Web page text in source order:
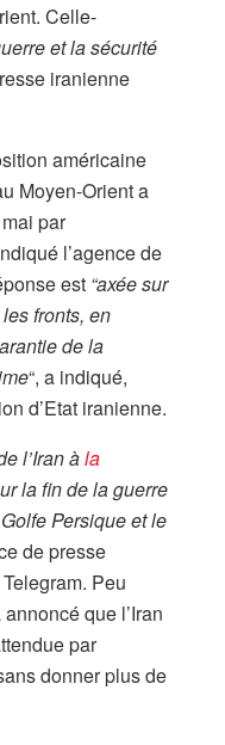
Celle-
et la sécurité
iranienne
américaine
Moyen-Orient a
par
l’agence de
est “axée sur
fronts, en
de la
“, a indiqué,
d’Etat iranienne.
l’Iran àla
la fin de la guerre
Persique et le
de presse
Peu
que l’Iran
par
donner plus de